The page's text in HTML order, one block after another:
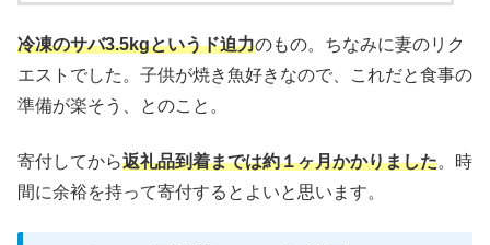
冷凍のサバ3.5kgというド迫力のもの。ちなみに妻のリク
エストでした。子供が焼き魚好きなので、これだと食事の
準備が楽そう、とのこと。
寄付してから返礼品到着までは約１ヶ月かかりました。時
間に余裕を持って寄付するとよいと思います。